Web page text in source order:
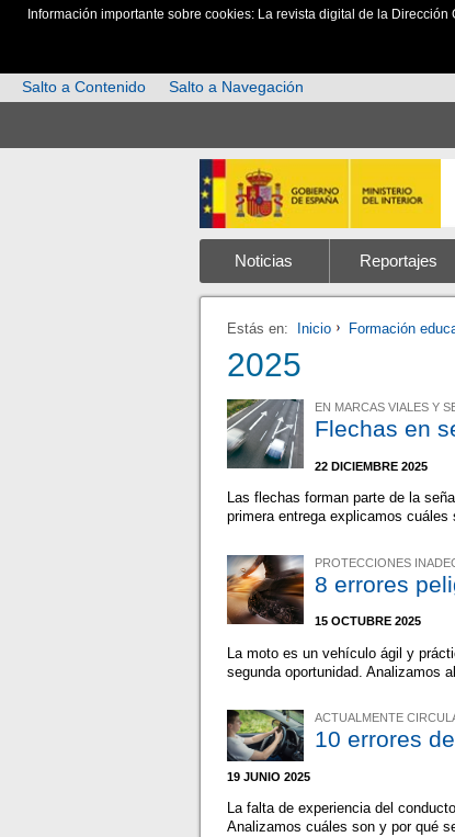
Información importante sobre cookies: La revista digital de la
Salto a Contenido
Salto a Navegación
Noticias Reportajes
Estás en: Inicio Formación
2025
EN MARCAS VIALES Y
Flechas en
22 DICIEMBRE 2025
Las flechas forman parte de la
primera entrega explicamos
PROTECCIONES
8 errores
15 OCTUBRE 2025
La moto es un vehículo ágil y
segunda oportunidad. Analizamos
ACTUALMENTE
10 errores
19 JUNIO 2025
La falta de experiencia del
Analizamos cuáles son y por qué